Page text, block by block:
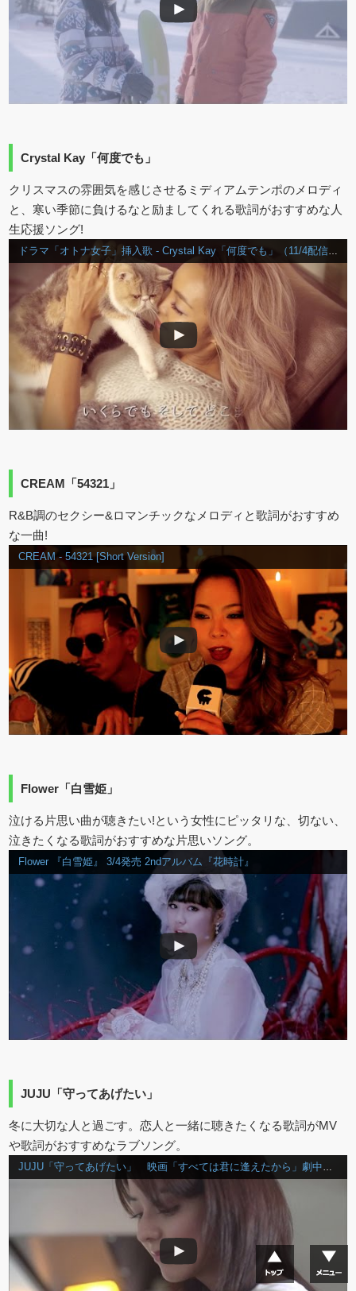
Crystal Kay「何度でも」
クリスマスの雰囲気を感じさせるミディアムテンポのメロディ
と、寒い季節に負けるなと励ましてくれる歌詞がおすすめな人
生応援ソング!
ドラマ「オトナ女子」挿入歌 - Crystal Kay「何度でも」（11/4配信スタート） - 【ドラマセットで撮影！話題の猫「ちくわ」も出演！】
CREAM「54321」
R&B調のセクシー&ロマンチックなメロディと歌詞がおすすめ
な一曲!
CREAM - 54321 [Short Version]
Flower「白雪姫」
泣ける片思い曲が聴きたい!という女性にピッタリな、切ない、
泣きたくなる歌詞がおすすめな片思いソング。
Flower 『白雪姫』 3/4発売 2ndアルバム『花時計』
JUJU「守ってあげたい」
冬に大切な人と過ごす。恋人と一緒に聴きたくなる歌詞がMV
や歌詞がおすすめなラブソング。
JUJU「守ってあげたい」 映画「すべては君に逢えたから」劇中歌／日本テレビ系「スッキリ！」11月テーマソング